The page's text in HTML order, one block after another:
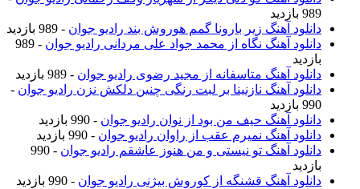
989 بازدید
دانلود آهنگ زیر بارونا گمم هوروش بند رادیو جوان - 989 بازدید
دانلود آهنگ نگاه از محمد جواد علی مردانی رادیو جوان
- 989
بازدید
دانلود آهنگ متاسفانه از مجید رضوی رادیو جوان - 989 بازدید
دانلود آهنگ نازنینا بر لبت رنگی چنین دلکش نزن رادیو جوان -
990 بازدید
دانلود آهنگ حیف من بود از نوان رادیو جوان - 990 بازدید
دانلود آهنگ نمیرم عقب از راوان رادیو جوان - 990 بازدید
دانلود آهنگ تو نیستی و من هنوز عاشقم رادیو جوان
- 990
بازدید
دانلود آهنگ قشنگه از کوروش بیژنی رادیو جوان - 990 بازدید